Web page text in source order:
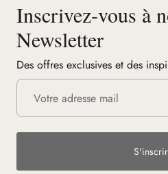
Inscrivez-vous à
Newsletter
Des offres exclusives et des